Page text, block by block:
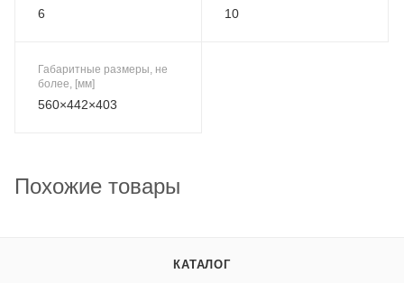
6 10
Габаритные размеры, не
более, [мм]
560×442×403
Похожие товары
КАТАЛОГ